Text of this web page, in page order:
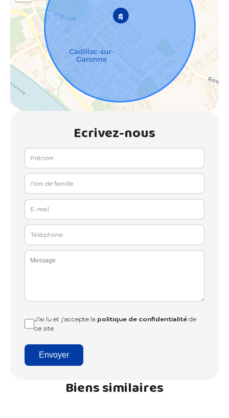
Ecrivez-nous
J’ai lu et j'accepte la politique de confidentialitéde
ce site
Envoyer
Biens similaires